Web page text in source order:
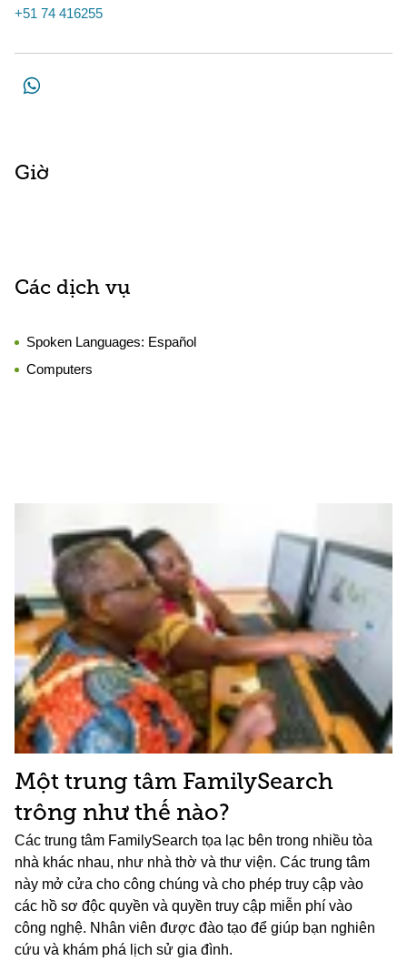
+51 74 416255
Giờ
Các dịch vụ
Spoken Languages: Español
Computers
Một trung tâm FamilySearch
trông như thế nào?
Các trung tâm FamilySearch tọa lạc bên trong nhiều tòa
nhà khác nhau, như nhà thờ và thư viện. Các trung tâm
này mở cửa cho công chúng và cho phép truy cập vào
các hồ sơ độc quyền và quyền truy cập miễn phí vào
công nghệ. Nhân viên được đào tạo để giúp bạn nghiên
cứu và khám phá lịch sử gia đình.